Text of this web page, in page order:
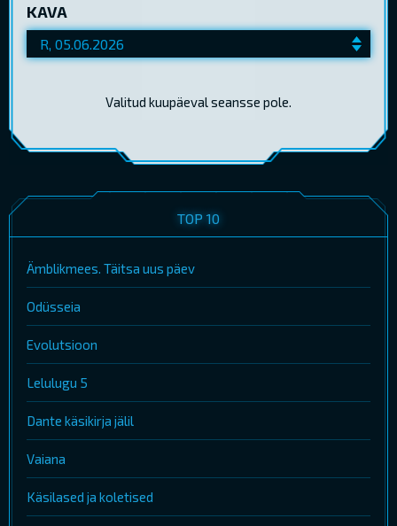
KAVA
Valitud kuupäeval seansse pole.
TOP 10
Ämblikmees. Täitsa uus päev
Odüsseia
Evolutsioon
Lelulugu 5
Dante käsikirja jälil
Vaiana
Käsilased ja koletised